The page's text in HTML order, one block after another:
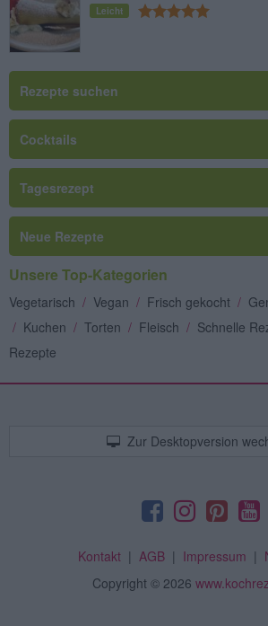
Leicht
Rezepte suchen
Cocktails
Tagesrezept
Neue Rezepte
Unsere Top-Kategorien
Vegetarisch / Vegan / Frisch gekocht /
/ Kuchen / Torten / Fleisch / Schnelle
Rezepte
Zur Desktopversion
Kontakt| AGB| Impressum |
Copyright © 2026